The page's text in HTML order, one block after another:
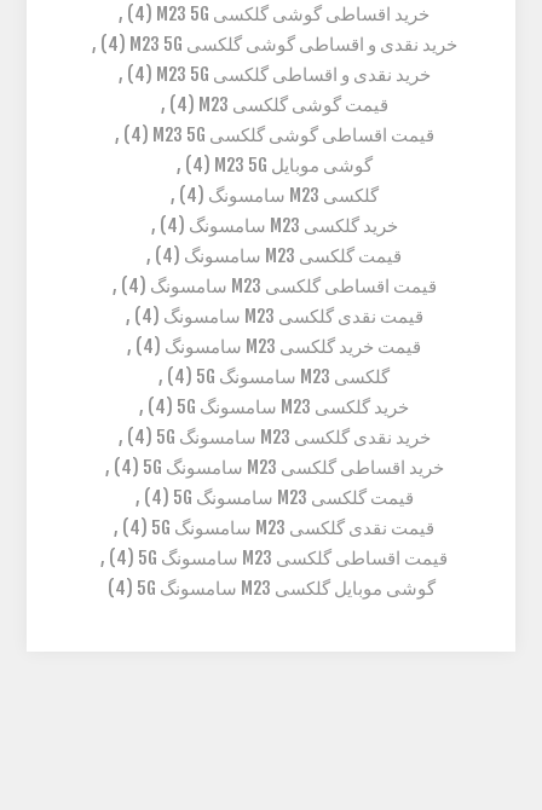
خرید اقساطی گوشی گلکسی M23 5G
(4)
,
خرید نقدی و اقساطی گوشی گلکسی M23 5G
(4)
,
خرید نقدی و اقساطی گلکسی M23 5G
(4)
,
قیمت گوشی گلکسی M23
(4)
,
قیمت اقساطی گوشی گلکسی M23 5G
(4)
,
گوشی موبایل M23 5G
(4)
,
گلکسی M23 سامسونگ
(4)
,
خرید گلکسی M23 سامسونگ
(4)
,
قیمت گلکسی M23 سامسونگ
(4)
,
قیمت اقساطی گلکسی M23 سامسونگ
(4)
,
قیمت نقدی گلکسی M23 سامسونگ
(4)
,
قیمت خرید گلکسی M23 سامسونگ
(4)
,
گلکسی M23 سامسونگ 5G
(4)
,
خرید گلکسی M23 سامسونگ 5G
(4)
,
خرید نقدی گلکسی M23 سامسونگ 5G
(4)
,
خرید اقساطی گلکسی M23 سامسونگ 5G
(4)
,
قیمت گلکسی M23 سامسونگ 5G
(4)
,
قیمت نقدی گلکسی M23 سامسونگ 5G
(4)
,
قیمت اقساطی گلکسی M23 سامسونگ 5G
(4)
,
گوشی موبایل گلکسی M23 سامسونگ 5G
(4)